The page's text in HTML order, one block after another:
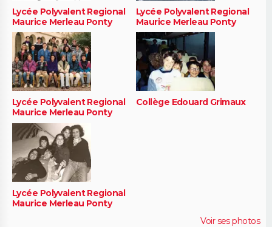
Lycée Polyvalent Regional
Maurice Merleau Ponty
Lycée Polyvalent Regional
Maurice Merleau Ponty
Lycée Polyvalent Regional
Maurice Merleau Ponty
Collège Edouard Grimaux
Lycée Polyvalent Regional
Maurice Merleau Ponty
Voir ses photos